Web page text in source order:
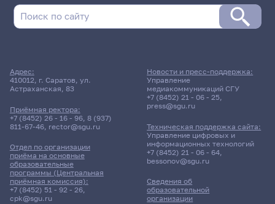
Адрес:
410012, г. Саратов, ул.
Астраханская, 83
Приёмная ректора:
+7 (8452) 26 - 16 - 96, 8 (937)
811-67-46, rector@sgu.ru
Отдел по организации
приёма на основные
образовательные
программы (Центральная
приёмная комиссия):
+7 (8452) 51 - 92 - 26,
cpk@sgu.ru
Сведения об
образовательной
организации
Новости и пресс-поддержка:
Управление
медиакоммуникаций СГУ
+7 (8452) 21 - 06 - 25,
press@sgu.ru
Техническая поддержка сайта:
Управление цифровых и
информационных технологий
+7 (8452) 21 - 06 - 64,
bessonov@sgu.ru